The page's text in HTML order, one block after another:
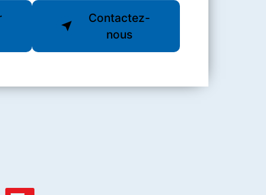
Contactez-
nous